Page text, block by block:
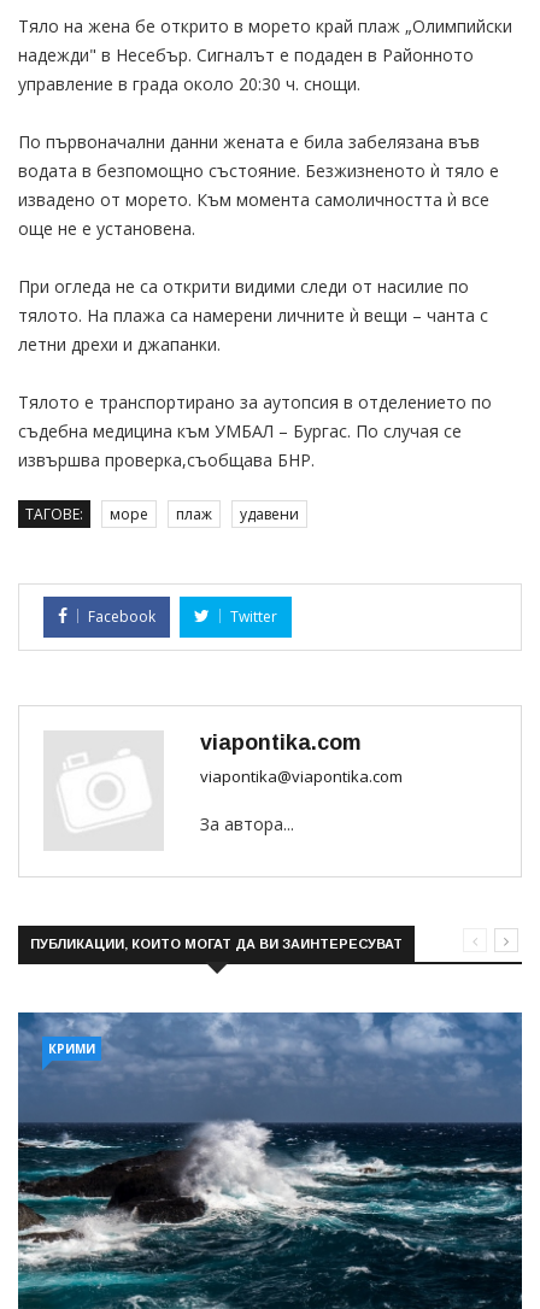
Тяло на жена бе открито в морето край плаж „Олимпийски
надежди" в Несебър. Сигналът е подаден в Районното
управление в града около 20:30 ч. снощи.
По първоначални данни жената е била забелязана във
водата в безпомощно състояние. Безжизненото ѝ тяло е
извадено от морето. Към момента самоличността ѝ все
още не е установена.
При огледа не са открити видими следи от насилие по
тялото. На плажа са намерени личните ѝ вещи – чанта с
летни дрехи и джапанки.
Тялото е транспортирано за аутопсия в отделението по
съдебна медицина към УМБАЛ – Бургас. По случая се
извършва проверка,съобщава БНР.
ТАГОВЕ: море плаж удавени
Facebook Twitter
viapontika.com
viapontika@viapontika.com
За автора...
ПУБЛИКАЦИИ, КОИТО МОГАТ ДА ВИ ЗАИНТЕРЕСУВАТ
КРИМИ